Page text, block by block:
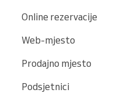
Online rezervacije
Web-mjesto
Prodajno mjesto
Podsjetnici